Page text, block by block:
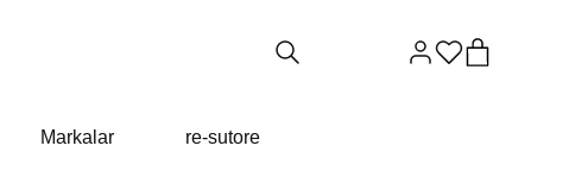
Markalar re-sutore